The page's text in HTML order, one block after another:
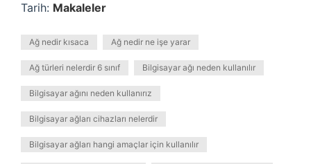
Tarih: Makaleler
Ağ nedir kısaca Ağ nedir ne işe yarar
Ağ türleri nelerdir 6 sınıf Bilgisayar ağı neden kullanılır
Bilgisayar ağını neden kullanırız
Bilgisayar ağları cihazları nelerdir
Bilgisayar ağları hangi amaçlar için kullanılır